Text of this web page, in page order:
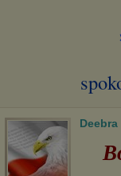
Deebra